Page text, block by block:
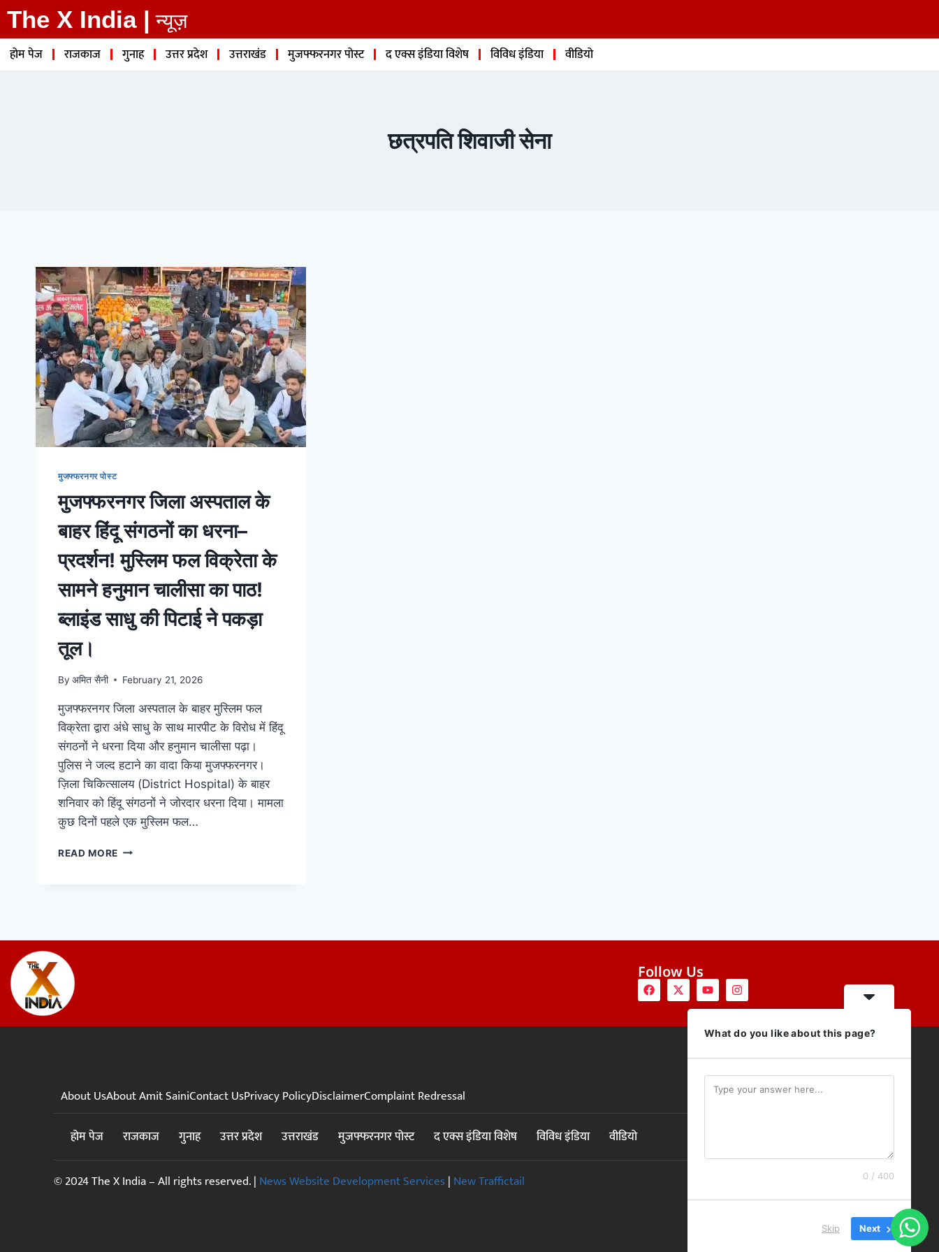
The X India | न्यूज़
होम पेज राजकाज गुनाह उत्तर प्रदेश उत्तराखंड मुजफ्फरनगर पोस्ट द एक्स इंडिया विशेष विविध इंडिया वीडियो
छत्रपति शिवाजी सेना
मुजफ्फरनगर पोस्ट
मुजफ्फरनगर जिला अस्पताल के
बाहर हिंदू संगठनों का धरना–
प्रदर्शन! मुस्लिम फल विक्रेता के
सामने हनुमान चालीसा का पाठ!
ब्लाइंड साधु की पिटाई ने पकड़ा
तूल।
By अमित सैनी February 21, 2026
मुजफ्फरनगर जिला अस्पताल के बाहर मुस्लिम फल
विक्रेता द्वारा अंधे साधु के साथ मारपीट के विरोध में हिंदू
संगठनों ने धरना दिया और हनुमान चालीसा पढ़ा।
पुलिस ने जल्द हटाने का वादा किया मुजफ्फरनगर।
ज़िला चिकित्सालय (District Hospital) के बाहर
शनिवार को हिंदू संगठनों ने जोरदार धरना दिया। मामला
कुछ दिनों पहले एक मुस्लिम फल…
READ MORE
Follow Us
About UsAbout Amit SainiContact UsPrivacy PolicyDisclaimerComplaint Redressal
होम पेज राजकाज गुनाह उत्तर प्रदेश उत्तराखंड मुजफ्फरनगर पोस्ट द एक्स इंडिया विशेष विविध इंडिया वीडियो
© 2024 The X India – All rights reserved. | News Website Development Services| New Traffictail
What do you like about this page?
0 / 400
Skip Next